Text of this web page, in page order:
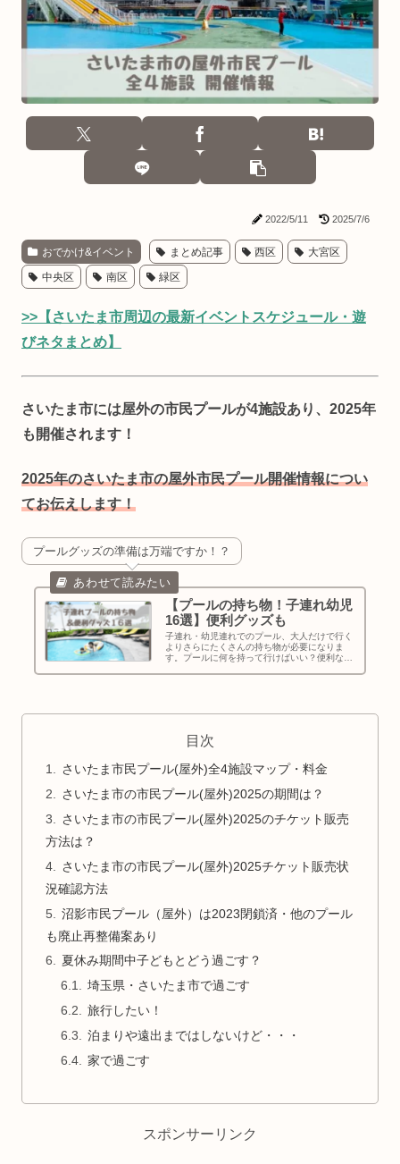
2022/5/11 2025/7/6
おでかけ&イベント まとめ記事 西区 大宮区
中央区 南区 緑区
>>【さいたま市周辺の最新イベントスケジュール・遊
びネタまとめ】
さいたま市には屋外の市民プールが4施設あり、2025年
も開催されます！
2025年のさいたま市の屋外市民プール開催情報につい
てお伝えします！
プールグッズの準備は万端ですか！？
【プールの持ち物！子連れ幼児
16選】便利グッズも
子連れ・幼児連れでのプール、大人だけで行く
よりさらにたくさんの持ち物が必要になりま
す。プールに何を持って行けばいい？便利なグ
目次
さいたま市民プール(屋外)全4施設マップ・料金
さいたま市の市民プール(屋外)2025の期間は？
さいたま市の市民プール(屋外)2025のチケット販売
方法は？
さいたま市の市民プール(屋外)2025チケット販売状
況確認方法
沼影市民プール（屋外）は2023閉鎖済・他のプール
も廃止再整備案あり
夏休み期間中子どもとどう過ごす？
埼玉県・さいたま市で過ごす
旅行したい！
泊まりや遠出まではしないけど・・・
家で過ごす
スポンサーリンク